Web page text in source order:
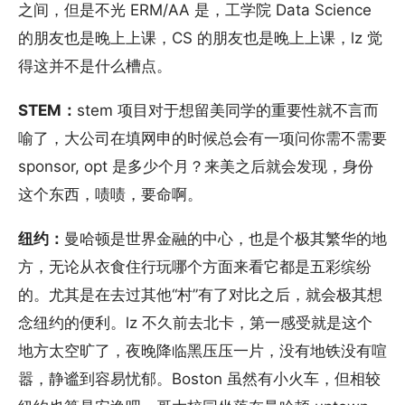
之间，但是不光 ERM/AA 是，工学院 Data Science
的朋友也是晚上上课，CS 的朋友也是晚上上课，lz 觉
得这并不是什么槽点。
STEM： stem 项目对于想留美同学的重要性就不言而
喻了，大公司在填网申的时候总会有一项问你需不需要
sponsor, opt 是多少个月？来美之后就会发现，身份
这个东西，啧啧，要命啊。
纽约： 曼哈顿是世界金融的中心，也是个极其繁华的地
方，无论从衣食住行玩哪个方面来看它都是五彩缤纷
的。尤其是在去过其他“村”有了对比之后，就会极其想
念纽约的便利。lz 不久前去北卡，第一感受就是这个
地方太空旷了，夜晚降临黑压压一片，没有地铁没有喧
嚣，静谧到容易忧郁。Boston 虽然有小火车，但相较